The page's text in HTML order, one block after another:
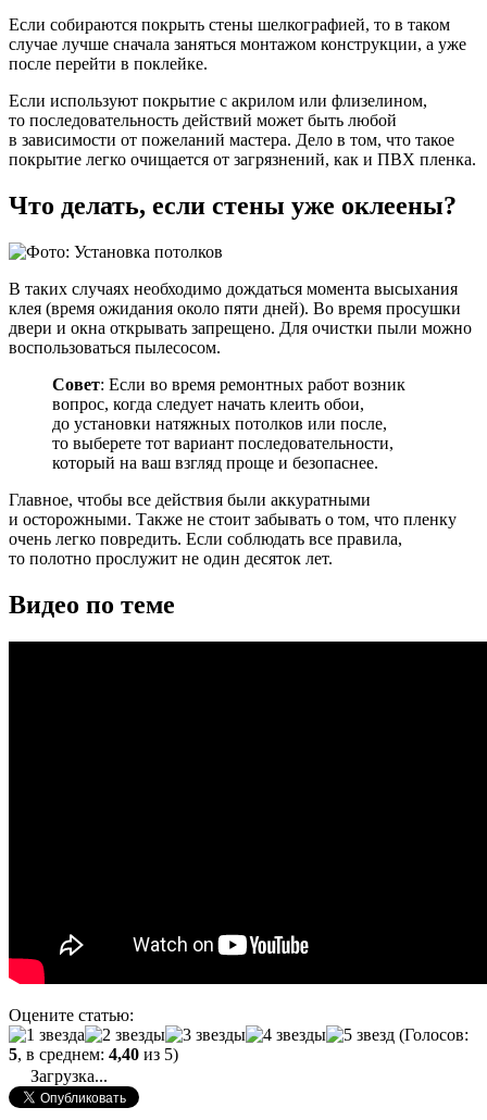
Если собираются покрыть стены шелкографией, то в таком
случае лучше сначала заняться монтажом конструкции, а уже
после перейти в поклейке.
Если используют покрытие с акрилом или флизелином,
то последовательность действий может быть любой
в зависимости от пожеланий мастера. Дело в том, что такое
покрытие легко очищается от загрязнений, как и ПВХ пленка.
Что делать, если стены уже оклеены?
В таких случаях необходимо дождаться момента высыхания
клея (время ожидания около пяти дней). Во время просушки
двери и окна открывать запрещено. Для очистки пыли можно
воспользоваться пылесосом.
Совет: Если во время ремонтных работ возник
вопрос, когда следует начать клеить обои,
до установки натяжных потолков или после,
то выберете тот вариант последовательности,
который на ваш взгляд проще и безопаснее.
Главное, чтобы все действия были аккуратными
и осторожными. Также не стоит забывать о том, что пленку
очень легко повредить. Если соблюдать все правила,
то полотно прослужит не один десяток лет.
Видео по теме
Оцените статью:
(Голосов:
5, в среднем: 4,40 из 5)
Загрузка...